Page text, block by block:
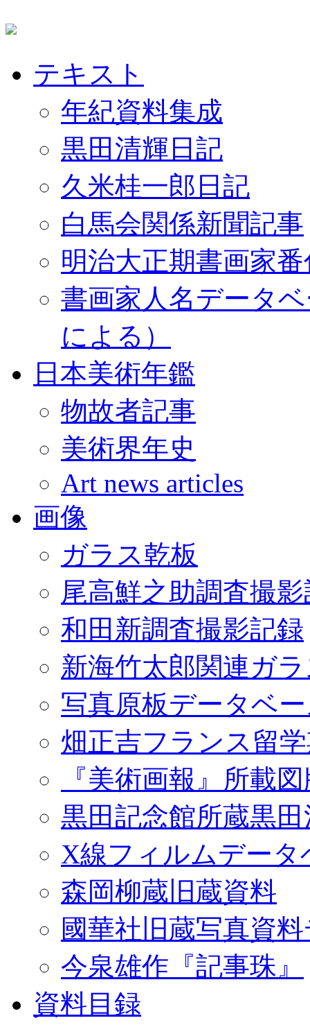
テキスト
年紀資料集成
黒田清輝日記
久米桂一郎日記
白馬会関係新聞記事
明治大正期書画家
書画家人名データ
による）
日本美術年鑑
物故者記事
美術界年史
Art news articles
画像
ガラス乾板
尾高鮮之助調査撮
和田新調査撮影記録
新海竹太郎関連ガ
写真原板データベ
畑正吉フランス留
『美術画報』所載
黒田記念館所蔵黒
X線フィルムデータ
森岡柳蔵旧蔵資料
國華社旧蔵写真資
今泉雄作『記事珠』
資料目録